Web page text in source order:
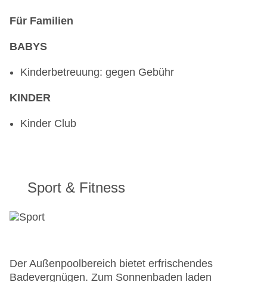
Für Familien
BABYS
Kinderbetreuung: gegen Gebühr
KINDER
Kinder Club
Sport & Fitness
Der Außenpoolbereich bietet erfrischendes
Badevergnügen. Zum Sonnenbaden laden